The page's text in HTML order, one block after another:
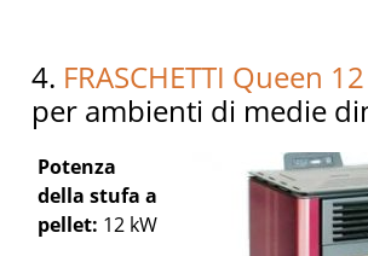
4. FRASCHETTI Queen 12
per ambienti di medie
Potenza
della stufa a
pellet: 12 kW